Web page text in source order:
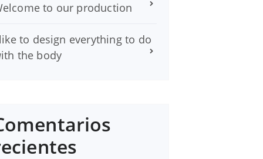
to our production
to design everything to do
the body